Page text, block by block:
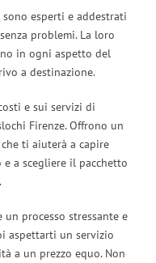
esperti e addestrati
problemi. La loro
in ogni aspetto del
a destinazione.
e sui servizi di
Firenze. Offrono un
ti aiuterà a capire
a scegliere il pacchetto
processo stressante e
aspettarti un servizio
a un prezzo equo. Non